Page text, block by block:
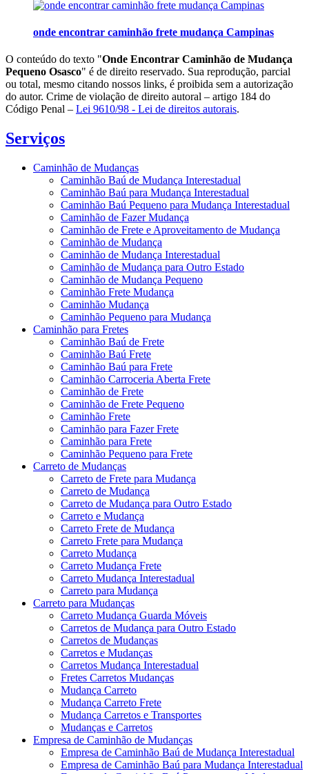
onde encontrar caminhão frete mudança Campinas
O conteúdo do texto "Onde Encontrar Caminhão de Mudança
Pequeno Osasco" é de direito reservado. Sua reprodução, parcial
ou total, mesmo citando nossos links, é proibida sem a autorização
do autor. Crime de violação de direito autoral – artigo 184 do
Código Penal – Lei 9610/98 - Lei de direitos autorais.
Serviços
Caminhão de Mudanças
Caminhão Baú de Mudança Interestadual
Caminhão Baú para Mudança Interestadual
Caminhão Baú Pequeno para Mudança Interestadual
Caminhão de Fazer Mudança
Caminhão de Frete e Aproveitamento de Mudança
Caminhão de Mudança
Caminhão de Mudança Interestadual
Caminhão de Mudança para Outro Estado
Caminhão de Mudança Pequeno
Caminhão Frete Mudança
Caminhão Mudança
Caminhão Pequeno para Mudança
Caminhão para Fretes
Caminhão Baú de Frete
Caminhão Baú Frete
Caminhão Baú para Frete
Caminhão Carroceria Aberta Frete
Caminhão de Frete
Caminhão de Frete Pequeno
Caminhão Frete
Caminhão para Fazer Frete
Caminhão para Frete
Caminhão Pequeno para Frete
Carreto de Mudanças
Carreto de Frete para Mudança
Carreto de Mudança
Carreto de Mudança para Outro Estado
Carreto e Mudança
Carreto Frete de Mudança
Carreto Frete para Mudança
Carreto Mudança
Carreto Mudança Frete
Carreto Mudança Interestadual
Carreto para Mudança
Carreto para Mudanças
Carreto Mudança Guarda Móveis
Carretos de Mudança para Outro Estado
Carretos de Mudanças
Carretos e Mudanças
Carretos Mudança Interestadual
Fretes Carretos Mudanças
Mudança Carreto
Mudança Carreto Frete
Mudança Carretos e Transportes
Mudanças e Carretos
Empresa de Caminhão de Mudanças
Empresa de Caminhão Baú de Mudança Interestadual
Empresa de Caminhão Baú para Mudança Interestadual